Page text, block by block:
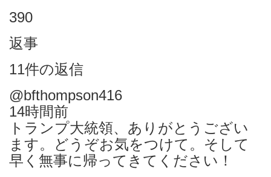
390
返事
11件の返信
@bfthompson416
14時間前
トランプ大統領、ありがとうござい
ます。どうぞお気をつけて。そして
早く無事に帰ってきてください！